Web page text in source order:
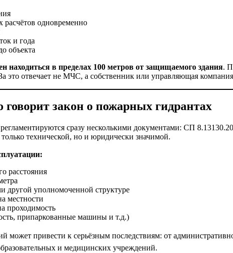
расчётов одновременно
и года
объекта
находиться в пределах 100 метров от защищаемого здания.
это отвечает не МЧС, а собственник или управляющая
закон о пожарных гидрантах
сразу несколькими документами: СП
технической, но и юридически значимой.
расстояния
другой уполномоченной структуре
местности
проходимость
припаркованные машины и т.д.)
может привести к серьёзным последствиям: от
и медицинских учреждений.